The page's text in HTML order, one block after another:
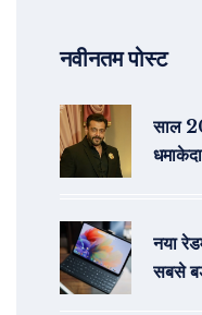
नवीनतम पोस्ट
साल
नया
सबसे